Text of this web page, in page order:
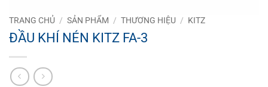
TRANG CHỦ / SẢN PHẨM / THƯƠNG HIỆU / KITZ
ĐẦU KHÍ NÉN KITZ FA-3